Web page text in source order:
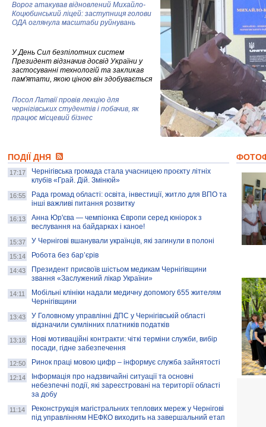
Ворог атакував відновлений Михайло-
Коцюбинський ліцей: заступниця голови
ОДА оглянула масштаби руйнувань
У День Сил безпілотних систем
Президент відзначив досвід України у
застосуванні технологій та закликав
пам'ятати, якою ціною він здобувається
Посол Латвії провів лекцію для
чернігівських студентів і побачив, як
працює місцевий бізнес
колекцію про війну, емоції та тварин
AB InBev Efes Україна підтримала
навчальний проєкт "Молодіжна бізнес-
школа", спрямований на розвиток
підприємництва у Чернігівській області
Золота тварина: видання Forbes
написало про чернігівця Патрона: хто і
скільки на ньому заробляє? І куди
витрачають?
ПОДІЇ ДНЯ
17:17
Чернігівська громада стала учасницею проєкту літніх
клубів «Грай. Дій. Змінюй»
16:55
Рада громад області: освіта, інвестиції, житло для ВПО та
інші важливі питання розвитку
16:13
Анна Юр'єва — чемпіонка Європи серед юніорок з
веслування на байдарках і каное!
15:37 У Чернігові вшанували українців, які загинули в полоні
15:14 Робота без бар’єрів
14:43
Президент присвоїв шістьом медикам Чернігівщини
звання «Заслужений лікар України»
14:11
Мобільні клініки надали медичну допомогу 655 жителям
Чернігівщини
13:43
У Головному управлінні ДПС у Чернігівській області
відзначили сумлінних платників податків
13:18
Нові мотиваційні контракти: чіткі терміни служби, вибір
посади, гідне забезпечення
12:50 Ринок праці мовою цифр – інформує служба зайнятості
12:14
Інформація про надзвичайні ситуації та основні
небезпечні події, які зареєстровані на території області
за добу
11:14
Реконструкція магістральних теплових мереж у Чернігові
під управлінням НЕФКО виходить на завершальний етап